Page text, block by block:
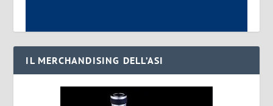
IL MERCHANDISING DELL’ASI